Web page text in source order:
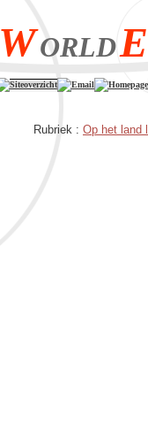
WORLDE
Siteoverzicht Email Homepage
Rubriek : Op het land